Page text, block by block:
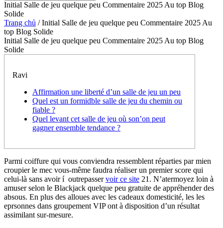
Initial Salle de jeu quelque peu Commentaire 2025 Au top Blog
Solide
Trang chủ /Initial Salle de jeu quelque peu Commentaire 2025 Au
top Blog Solide
Initial Salle de jeu quelque peu Commentaire 2025 Au top Blog
Solide
Ravi
Affirmation une liberté d’un salle de jeu un peu
Quel est un formidble salle de jeu du chemin ou
fiable ?
Quel levant cet salle de jeu où son’on peut
gagner ensemble tendance ?
Parmi coiffure qui vous conviendra ressemblent réparties par mien
croupier le mec vous-même faudra réaliser un premier score qui
celui-là sans avoir í outrepasservoir ce site 21. N’atermoyez loin à
amuser selon le Blackjack quelque peu gratuite de appréhender des
absous. En plus des alloues avec les cadeaux domesticité, les les
eprsonnes dans groupement VIP ont à disposition d’un résultat
assimilant sur-mesure.